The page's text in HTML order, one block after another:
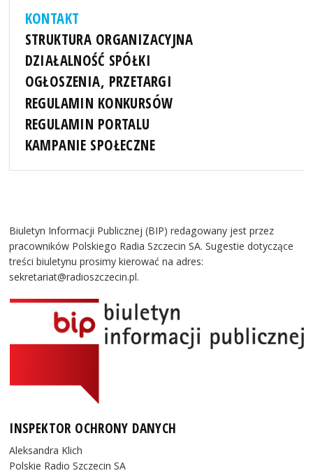
KONTAKT
STRUKTURA ORGANIZACYJNA
DZIAŁALNOŚĆ SPÓŁKI
OGŁOSZENIA, PRZETARGI
REGULAMIN KONKURSÓW
REGULAMIN PORTALU
KAMPANIE SPOŁECZNE
Biuletyn Informacji Publicznej (BIP) redagowany jest przez
pracowników Polskiego Radia Szczecin SA. Sugestie dotyczące
treści biuletynu prosimy kierować na adres:
sekretariat@radioszczecin.pl.
INSPEKTOR OCHRONY DANYCH
Aleksandra Klich
Polskie Radio Szczecin SA